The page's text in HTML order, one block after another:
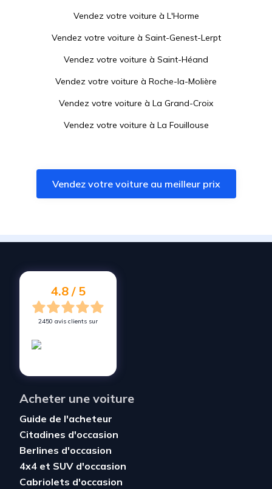
Vendez votre voiture à L'Horme
Vendez votre voiture à Saint-Genest-Lerpt
Vendez votre voiture à Saint-Héand
Vendez votre voiture à Roche-la-Molière
Vendez votre voiture à La Grand-Croix
Vendez votre voiture à La Fouillouse
Vendez votre voiture àLe Chambon-Feugerolles
Vendez votre voiture àSaint-Genest-Malifaux
Vendez votre voiture à
Vendez votre voiture au meilleur prix
4.8 / 5
2450 avis clients sur
Acheter une voiture
Guide de l'acheteur
Citadines d'occasion
Berlines d'occasion
4x4 et SUV d'occasion
Cabriolets d'occasion